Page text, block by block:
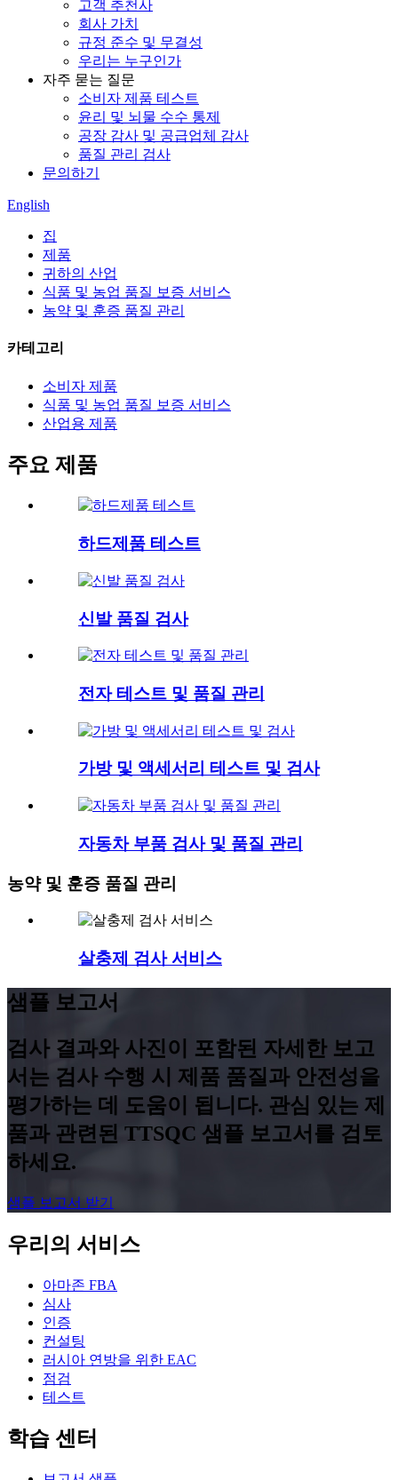
고객 추천사
회사 가치
규정 준수 및 무결성
우리는 누구인가
자주 묻는 질문
소비자 제품 테스트
윤리 및 뇌물 수수 통제
공장 감사 및 공급업체 감사
품질 관리 검사
문의하기
English
집
제품
귀하의 산업
식품 및 농업 품질 보증 서비스
농약 및 훈증 품질 관리
카테고리
소비자 제품
식품 및 농업 품질 보증 서비스
산업용 제품
주요 제품
하드제품 테스트
신발 품질 검사
전자 테스트 및 품질 관리
가방 및 액세서리 테스트 및 검사
자동차 부품 검사 및 품질 관리
농약 및 훈증 품질 관리
살충제 검사 서비스
샘플 보고서
검사 결과와 사진이 포함된 자세한 보고
서는 검사 수행 시 제품 품질과 안전성을
평가하는 데 도움이 됩니다. 관심 있는 제
품과 관련된 TTSQC 샘플 보고서를 검토
하세요.
샘플 보고서 받기
우리의 서비스
아마존 FBA
심사
인증
컨설팅
러시아 연방을 위한 EAC
점검
테스트
학습 센터